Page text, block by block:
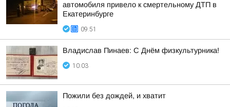
автомобиля привело к смертельному ДТП в
Екатеринбурге
09:51
Владислав Пинаев: С Днём физкультурника!
10:03
Пожили без дождей, и хватит